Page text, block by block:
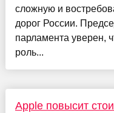
сложную и
дорог России.
парламента уверен,
роль...
Apple повысит